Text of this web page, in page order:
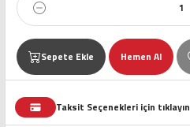
Sepete Ekle Hemen Al
Taksit Seçenekleri için tıklayın